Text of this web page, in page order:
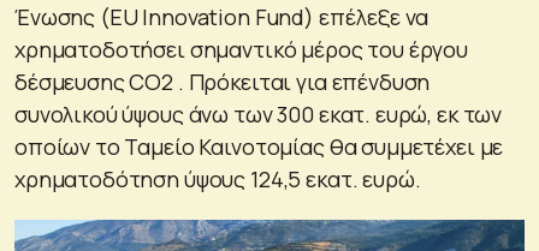
Ένωσης (EU Innovation Fund) επέλεξε να
χρηματοδοτήσει σημαντικό μέρος του έργου
δέσμευσης CO2 . Πρόκειται για επένδυση
συνολικού ύψους άνω των 300 εκατ. ευρώ, εκ των
οποίων το Ταμείο Καινοτομίας θα συμμετέχει με
χρηματοδότηση ύψους 124,5 εκατ. ευρώ.